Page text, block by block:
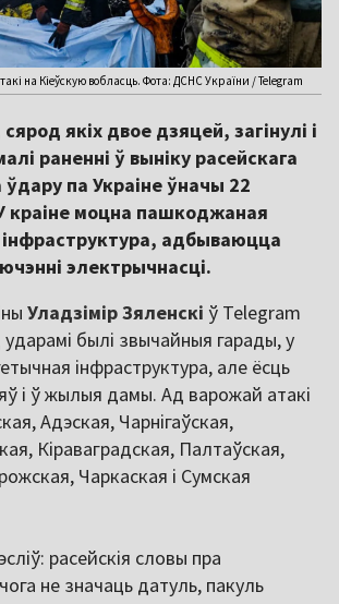
на Кіеўскую вобласць. Фота: ДСНС України / Telegram
якіх двое дзяцей, загінулі і
раненні ў выніку расейскага
ўдару па Украіне ўначы 22
краіне моцна пашкоджаная
адбываюцца
электрычнасці.
Уладзімір Зяленскі ў Telegram
былі звычайныя гарады, у
інфраструктура, але ёсць
і ў жылыя дамы. Ад варожай атакі
Адэская, Чарнігаўская,
Кіраваградская, Палтаўская,
Чаркаская і Сумская
расейскія словы пра
не значаць датуль, пакуль